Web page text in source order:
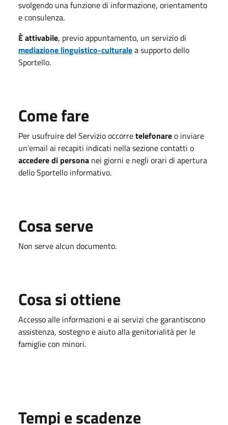
svolgendo una funzione di informazione, orientamento
e consulenza.
È attivabile, previo appuntamento, un servizio di
mediazione linguistico-culturalea supporto dello
Sportello.
Come fare
Per usufruire del Servizio occorretelefonareo inviare
un'email ai recapiti indicati nella sezione contatti o
accedere di persona nei giorni e negli orari di apertura
dello Sportello informativo.
Cosa serve
Non serve alcun documento.
Cosa si ottiene
Accesso alle informazioni e ai servizi che garantiscono
assistenza, sostegno e aiuto alla genitorialità per le
famiglie con minori.
Tempi e scadenze